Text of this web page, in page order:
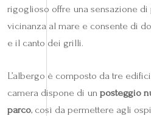
rigoglioso offre una sensazione
vicinanza al mare e consente di
e il canto dei grilli.
L’albergo è composto da tre
camera dispone di un posteggio
parco, così da permettere agli